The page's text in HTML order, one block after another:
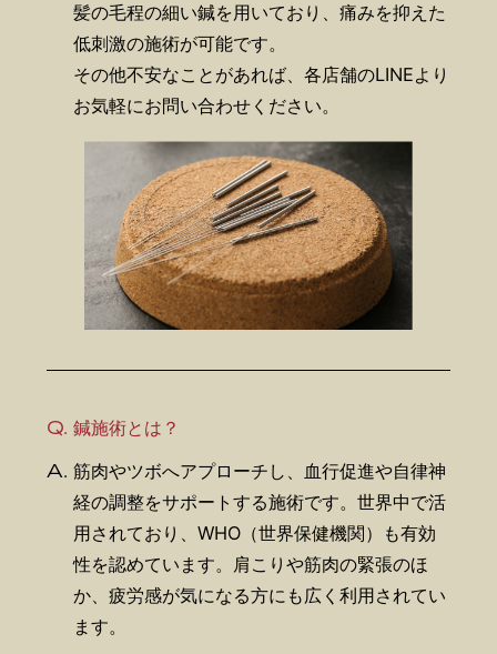
髪の毛程の細い鍼を用いており、痛みを抑えた
低刺激の施術が可能です。
その他不安なことがあれば、各店舗のLINEより
お気軽にお問い合わせください。
Q. 鍼施術とは？
A. 筋肉やツボへアプローチし、血行促進や自律神
経の調整をサポートする施術です。世界中で活
用されており、WHO（世界保健機関）も有効
性を認めています。肩こりや筋肉の緊張のほ
か、疲労感が気になる方にも広く利用されてい
ます。